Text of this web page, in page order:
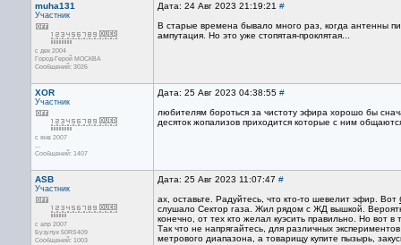
muha131
Участник
с дек 2004
Город-Герой МОСКВА
Сообщений: 3026
Дата: 24 Авг 2023 21:19:21 #
В старые времена бывало много раз, когда антенны
ампутация. Но это уже стопятая-проклятая...
XOR
Участник
с янв 2007
...
Сообщений: 1407
Дата: 25 Авг 2023 04:38:55 #
любителям бороться за чистоту эфира хорошо бы
десяток жопализов приходится которые с ним
ASB
Участник
с апр 2007
Бузулук 50RS409
Сообщений: 1003
Дата: 25 Авг 2023 11:07:47 #
ах, оставьте. Радуйтесь, что кто-то шевелит эфир. Вот
слушало Сектор газа. Жил рядом с ЖД вышкой.
конечно, от тех кто желал куэсить правильно. Но вот
Так что не напрягайтесь, для различных
метрового диапазона, а товарищу купите пызырь,